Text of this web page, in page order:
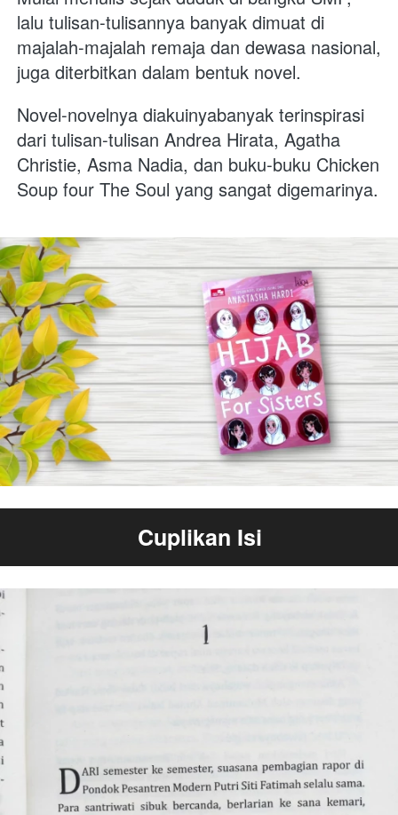
lalu tulisan-tulisannya banyak dimuat di
majalah-majalah remaja dan dewasa nasional,
juga diterbitkan dalam bentuk novel.
Novel-novelnya diakuinyabanyak terinspirasi
dari tulisan-tulisan Andrea Hirata, Agatha
Christie, Asma Nadia, dan buku-buku Chicken
Soup four The Soul yang sangat digemarinya.
Cuplikan Isi